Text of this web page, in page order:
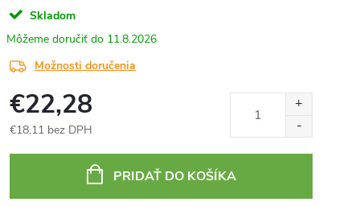
Skladom
11.8.2026
Možnosti doručenia
€22,28
€18,11 bez DPH
PRIDAŤ DO KOŠÍKA